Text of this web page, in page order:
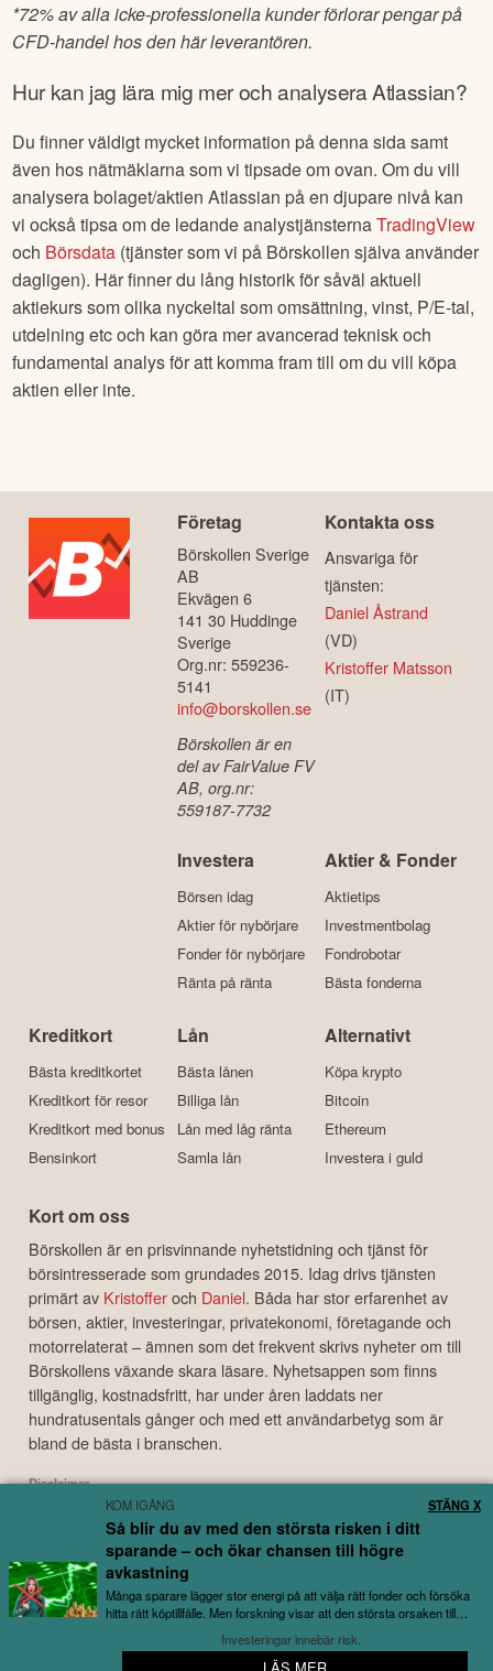
*72% av alla icke-professionella kunder förlorar pengar på
CFD-handel hos den här leverantören.
Hur kan jag lära mig mer och analyseraAtlassian?
Du finner väldigt mycket information på denna sida samt
även hos nätmäklarna som vi tipsade om ovan. Om du vill
analysera bolaget/aktienAtlassian på en djupare nivå kan
vi också tipsa om de ledande analystjänsternaTradingView
och Börsdata (tjänster som vi på Börskollen själva använder
dagligen). Här finner du lång historik för såväl aktuell
aktiekurs som olika nyckeltal som omsättning, vinst, P/E-tal,
utdelning etc och kan göra mer avancerad teknisk och
fundamental analys för att komma fram till om du vill köpa
aktien eller inte.
Företag
Börskollen Sverige
AB
Ekvägen 6
141 30 Huddinge
Sverige
Org.nr: 559236-
5141
info@borskollen.se
Börskollen är en
del av FairValue FV
AB, org.nr:
559187-7732
Kontakta oss
Ansvariga för
tjänsten:
Daniel Åstrand
(VD)
Kristoffer Matsson
(IT)
Investera
Börsen idag
Aktier för nybörjare
Fonder för nybörjare
Ränta på ränta
Aktier & Fonder
Aktietips
Investmentbolag
Fondrobotar
Bästa fonderna
Kreditkort
Bästa kreditkortet
Kreditkort för resor
Kreditkort med bonus
Bensinkort
Lån
Bästa lånen
Billiga lån
Lån med låg ränta
Samla lån
Alternativt
Köpa krypto
Bitcoin
Ethereum
Investera i guld
Kort om oss
Börskollen är en prisvinnande nyhetstidning och tjänst för
börsintresserade som grundades 2015. Idag drivs tjänsten
primärt av Kristofferoch Daniel. Båda har stor erfarenhet av
börsen, aktier, investeringar, privatekonomi, företagande och
motorrelaterat – ämnen som det frekvent skrivs nyheter om till
Börskollens växande skara läsare. Nyhetsappen som finns
tillgänglig, kostnadsfritt, har under åren laddats ner
hundratusentals gånger och med ett användarbetyg som är
bland de bästa i branschen.
Disclaimer
Börskollen Sverige AB ("Börskollen") är inte finansiella rådgivare, står inte under
finansinspektionens tillsyn och ger inga råd till dig. Detta innebär att
investeringsbeslut baserade på information som direkt eller indirekt härrörande
från Börskollen eller personer med koppling till Börskollen, alltid fattas
självständigt av investeraren. Börskollen frånsäger sig allt ansvar för eventuell
förlust eller skada av vad slag det må vara som grundar sig på användandet av
material härrörande från tjänsten Börskollen.
KOM IGÅNG
Så blir du av med den största risken i ditt
sparande – och ökar chansen till högre
avkastning
Många sparare lägger stor energi på att välja rätt fonder och försöka
hitta rätt köptillfälle. Men forskning visar att den största orsaken till
utebliven avkastning...Investeringar innebär risk.
STÄNG X